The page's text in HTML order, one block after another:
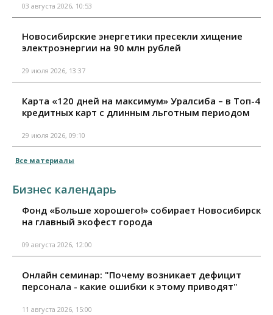
03 августа 2026, 10:53
Новосибирские энергетики пресекли хищение
электроэнергии на 90 млн рублей
29 июля 2026, 13:37
Карта «120 дней на максимум» Уралсиба – в Топ-4
кредитных карт с длинным льготным периодом
29 июля 2026, 09:10
Все материалы
Бизнес календарь
Фонд «Больше хорошего!» собирает Новосибирск
на главный экофест города
09 августа 2026, 12:00
Онлайн семинар: "Почему возникает дефицит
персонала - какие ошибки к этому приводят"
11 августа 2026, 15:00